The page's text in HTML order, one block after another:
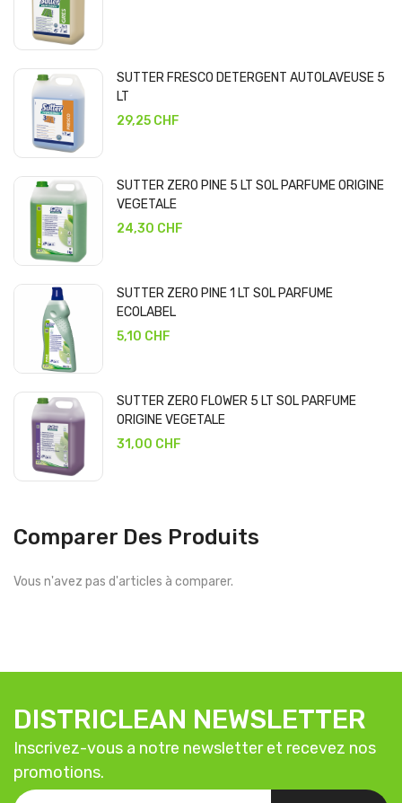
SUTTER FRESCO DETERGENT AUTOLAVEUSE 5
LT
29,25 CHF
SUTTER ZERO PINE 5 LT SOL PARFUME ORIGINE
VEGETALE
24,30 CHF
SUTTER ZERO PINE 1 LT SOL PARFUME
ECOLABEL
5,10 CHF
SUTTER ZERO FLOWER 5 LT SOL PARFUME
ORIGINE VEGETALE
31,00 CHF
Comparer Des Produits
Vous n'avez pas d'articles à comparer.
DISTRICLEAN NEWSLETTER
Inscrivez-vous a notre newsletter et recevez nos
promotions.